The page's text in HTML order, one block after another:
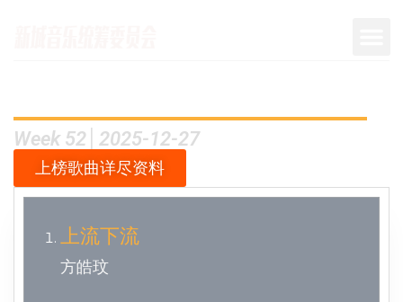
Week 52│2025-12-27
上榜歌曲详尽资料
上流下流
方皓玟